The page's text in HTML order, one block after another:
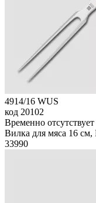
4914/16 WUS
код 20102
Временно отсутствует
Вилка для мяса 16
33990